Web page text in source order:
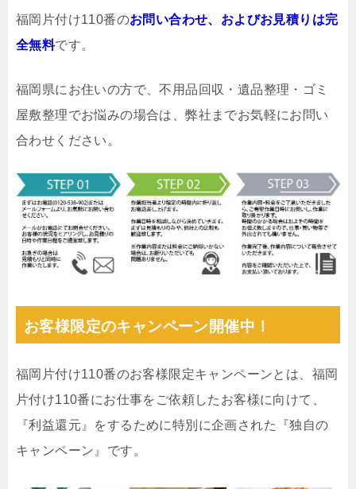
福岡片付け110番のお問い合わせ、およびお見積りは完
全無料です。
福岡県にお住いの方で、不用品回収・遺品整理・ゴミ
屋敷整理でお悩みの場合は、弊社までお気軽にお問い
合わせください。
お客様限定のキャンペーン開催中！
福岡片付け110番のお客様限定キャンペーンとは、福岡
片付け110番にお仕事をご依頼したお客様に向けて、
『利益還元』をするために特別に企画された『独自の
キャンペーン』です。